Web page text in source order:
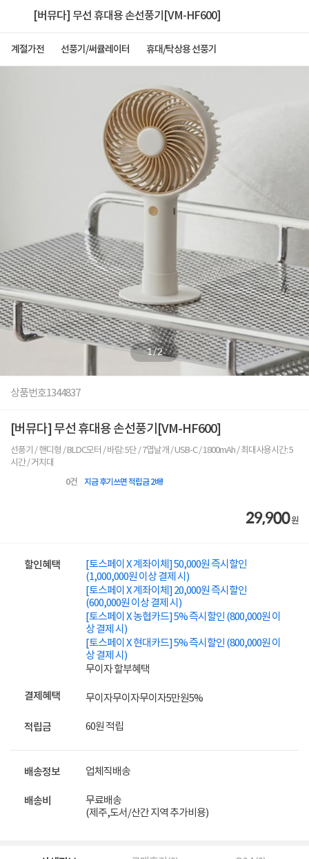
[버뮤다] 무선 휴대용 손선풍기[VM-HF600]
계절가전 선풍기/써큘레이터 휴대/탁상용 선풍기
1/2
상품번호1344837
[버뮤다] 무선 휴대용 손선풍기[VM-HF600]
선풍기 / 핸디형 / BLDC모터 / 바람: 5단 / 7엽날개 / USB-C / 1800mAh / 최대사용시간: 5
시간 / 거치대
0건 지금 후기쓰면 적립금 2배!
29,900원
할인혜택
[토스페이 X 계좌이체] 50,000원 즉시할인
(1,000,000원 이상 결제 시)
[토스페이 X 계좌이체] 20,000원 즉시할인
(600,000원 이상 결제 시)
[토스페이 X 농협카드] 5% 즉시할인 (800,000원 이
상 결제 시)
[토스페이 X 현대카드] 5% 즉시할인 (800,000원 이
상 결제 시)
무이자 할부혜택
결제혜택 무이자무이자무이자5만원5%
적립금 60원 적립
배송정보 업체직배송
배송비
무료배송
(제주,도서/산간 지역 추가비용)